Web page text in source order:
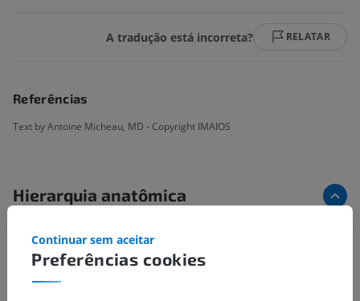
A tradução está incorreta? RELATAR
Referências
Text by Antoine Micheau, MD - Copyright IMAIOS
Hierarquia anatômica
Anatomia veterinária
Osteologia
Preferências cookies
Continuar sem aceitar